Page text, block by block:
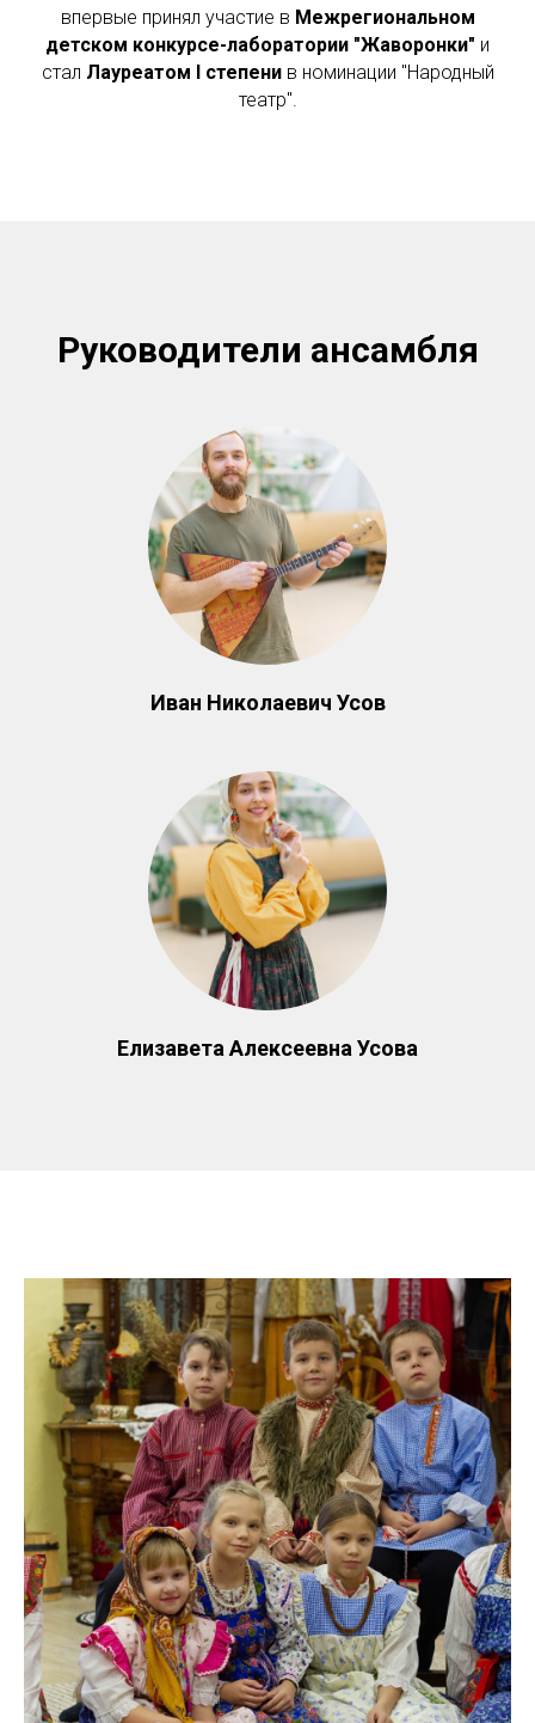
впервые принял участие в Межрегиональном
детском конкурсе-лаборатории "Жаворонки" и
стал Лауреатом I степенив номинации "Народный
театр".
Руководители ансамбля
Иван Николаевич Усов
Елизавета Алексеевна Усова